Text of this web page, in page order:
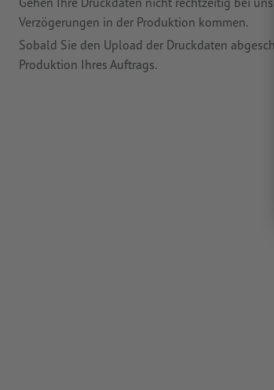
Verzögerungen in der Produktion kommen.
Sobald Sie den Upload der Druckdaten
Produktion Ihres Auftrags.